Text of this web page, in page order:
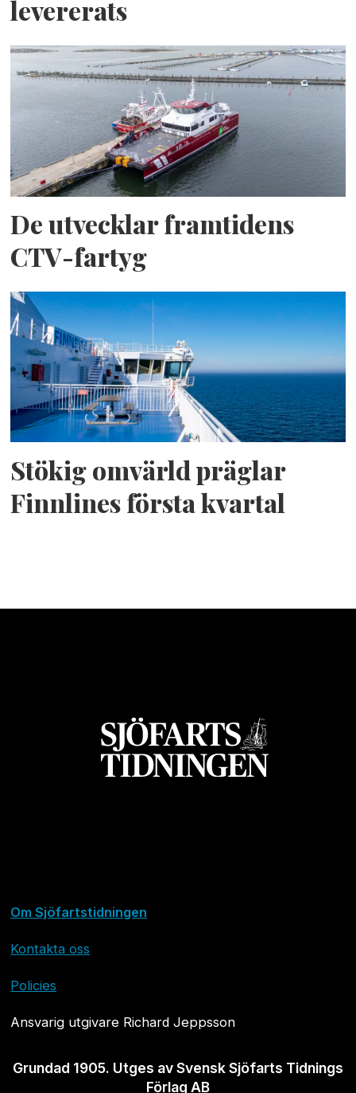
levererats
De utvecklar framtidens
CTV-fartyg
Stökig omvärld präglar
Finnlines första kvartal
Om Sjöfartstidningen
Kontakta oss
Policies
Ansvarig utgivare Richard Jeppsson
Grundad 1905. Utges av Svensk Sjöfarts Tidnings
Förlag AB